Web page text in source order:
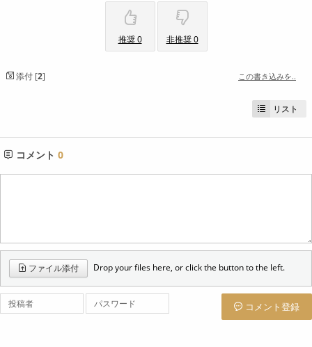
推奨 0 非推奨 0
添付 [2] この書き込みを..
リスト
コメント 0
ファイル添付 Drop your files here, or click the button to the left.
投稿者 パスワード コメント登録